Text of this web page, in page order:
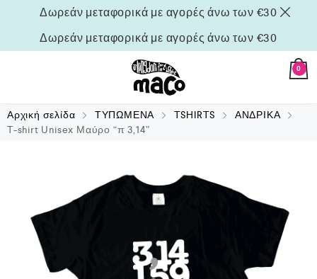
Δωρεάν μεταφορικά με αγορές άνω των €30
Δωρεάν μεταφορικά με αγορές άνω των €30
0
Αρχική σελίδα ΤΥΠΩΜΕΝΑ TSHIRTS
ΑΝΔΡΙΚΑ
T-shirt Unisex Μαύρο “π 3,14”